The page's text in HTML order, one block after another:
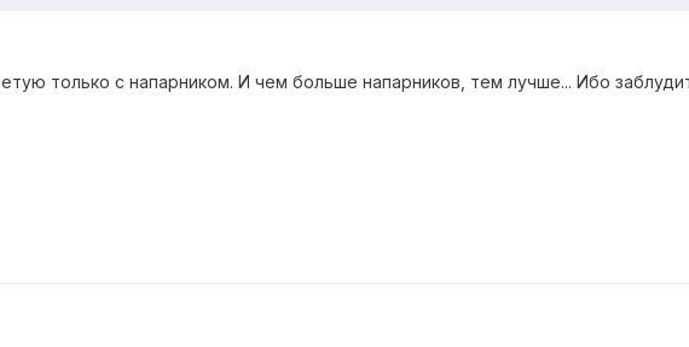
только с напарником. И чем больше напарников, тем лучше... Ибо